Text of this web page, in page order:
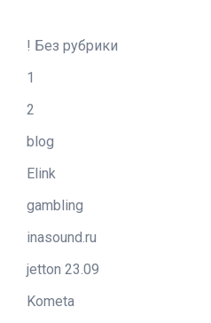
! Без рубрики
1
2
blog
Elink
gambling
inasound.ru
jetton 23.09
Kometa